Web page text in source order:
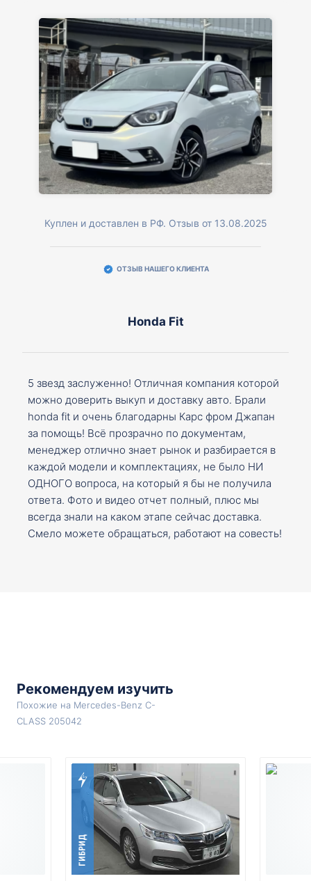
Куплен и доставлен в РФ. Отзыв от 13.08.2025
ОТЗЫВ НАШЕГО КЛИЕНТА
Honda Fit
5 звезд заслуженно! Отличная компания которой
можно доверить выкуп и доставку авто. Брали
honda fit и очень благодарны Карс фром Джапан
за помощь! Всё прозрачно по документам,
менеджер отлично знает рынок и разбирается в
каждой модели и комплектациях, не было НИ
ОДНОГО вопроса, на который я бы не получила
ответа. Фото и видео отчет полный, плюс мы
всегда знали на каком этапе сейчас доставка.
Смело можете обращаться, работают на совесть!
Рекомендуем изучить
Похожие на Mercedes-Benz C-
CLASS 205042
ГИБРИД